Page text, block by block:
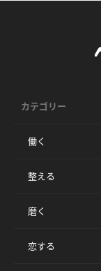
カテゴリー
働く
整える
磨く
恋する